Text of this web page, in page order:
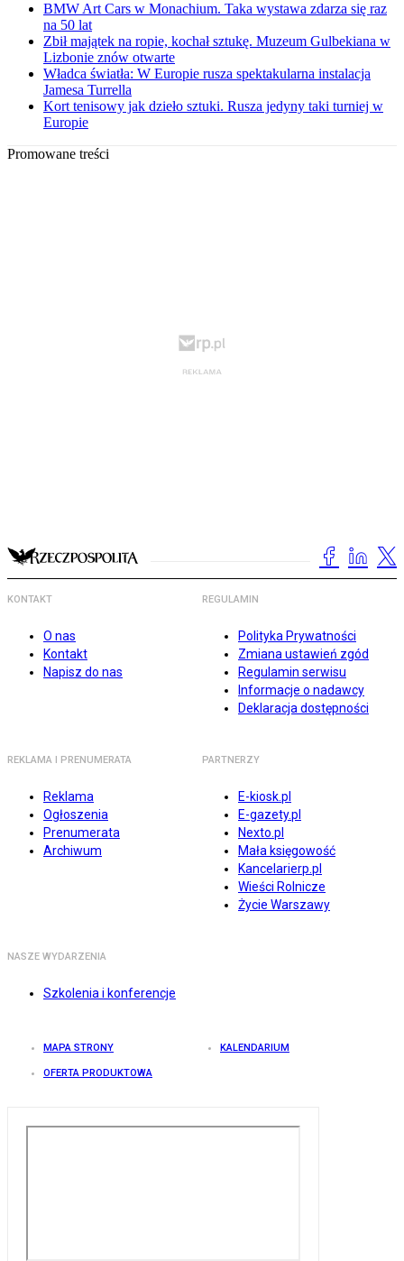
BMW Art Cars w Monachium. Taka wystawa zdarza się raz
na 50 lat
Zbił majątek na ropie, kochał sztukę. Muzeum Gulbekiana w
Lizbonie znów otwarte
Władca światła: W Europie rusza spektakularna instalacja
Jamesa Turrella
Kort tenisowy jak dzieło sztuki. Rusza jedyny taki turniej w
Europie
Promowane treści
KONTAKT
O nas
Kontakt
Napisz do nas
REGULAMIN
Polityka Prywatności
Zmiana ustawień zgód
Regulamin serwisu
Informacje o nadawcy
Deklaracja dostępności
REKLAMA I PRENUMERATA
Reklama
Ogłoszenia
Prenumerata
Archiwum
PARTNERZY
E-kiosk.pl
E-gazety.pl
Nexto.pl
Mała księgowość
Kancelarierp.pl
Wieści Rolnicze
Życie Warszawy
NASZE WYDARZENIA
Szkolenia i konferencje
MAPA STRONY KALENDARIUM
OFERTA PRODUKTOWA